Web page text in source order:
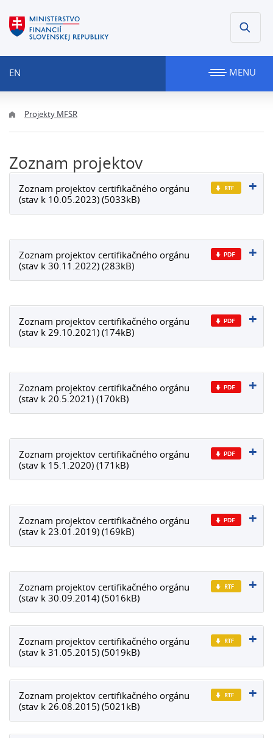
EN MENU
Projekty MFSR
Zoznam projektov
Zoznam projektov certifikačného orgánu
(stav k 10.05.2023) (5033kB)
Zoznam projektov certifikačného orgánu
(stav k 30.11.2022) (283kB)
Zoznam projektov certifikačného orgánu
(stav k 29.10.2021) (174kB)
Zoznam projektov certifikačného orgánu
(stav k 20.5.2021) (170kB)
Zoznam projektov certifikačného orgánu
(stav k 15.1.2020) (171kB)
Zoznam projektov certifikačného orgánu
(stav k 23.01.2019) (169kB)
Zoznam projektov certifikačného orgánu
(stav k 30.09.2014) (5016kB)
Zoznam projektov certifikačného orgánu
(stav k 31.05.2015) (5019kB)
Zoznam projektov certifikačného orgánu
(stav k 26.08.2015) (5021kB)